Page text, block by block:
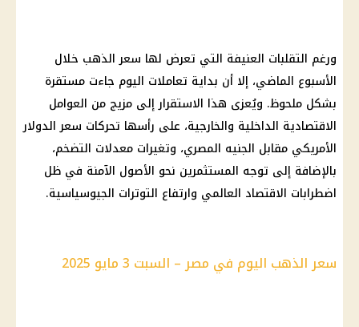
ورغم التقلبات العنيفة التي تعرض لها سعر الذهب خلال
الأسبوع الماضي، إلا أن بداية تعاملات اليوم جاءت مستقرة
بشكل ملحوظ. ويُعزى هذا الاستقرار إلى مزيج من العوامل
الاقتصادية الداخلية والخارجية، على رأسها تحركات سعر الدولار
الأمريكي مقابل الجنيه المصري، وتغيرات معدلات التضخم،
بالإضافة إلى توجه المستثمرين نحو الأصول الآمنة في ظل
اضطرابات الاقتصاد العالمي وارتفاع التوترات الجيوسياسية.
سعر الذهب اليوم في مصر – السبت 3 مايو 2025